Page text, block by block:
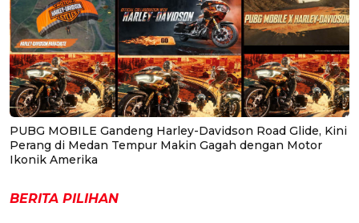
PUBG MOBILE Gandeng Harley-Davidson Road Glide, Kini
Perang di Medan Tempur Makin Gagah dengan Motor
Ikonik Amerika
BERITA PILIHAN